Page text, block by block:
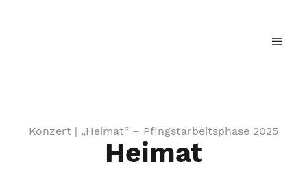
Konzert | „Heimat“ – Pfingstarbeitsphase 2025
Heimat